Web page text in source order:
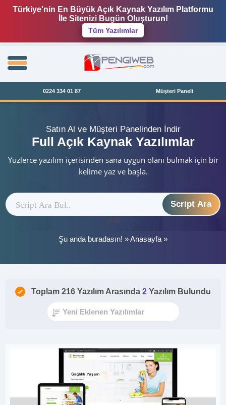
Türkiye'nin En Büyük Açık Kaynak Yazılım Platformu
İle Sitenizi Bugün Oluşturun!
Tüm Yazılımlar
0224 334 01 87 Müşteri Paneli
Satın Al ve Müşteri Panelinden İndir
Full Açık Kaynak Yazılımlar
Yüzlerce yazılım içerisinden sana uygun olanı bulmak için bir
kelime yaz ve başla.
Script Ara
ytag
Şu anda buradasın! »Anasayfa »
Toplam 216 Yazılım Arasında 2 Yazılım Bulundu